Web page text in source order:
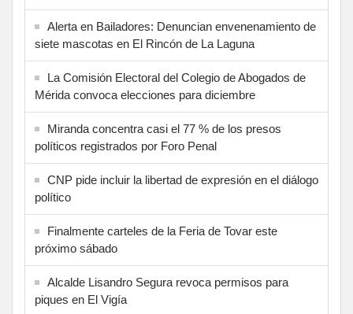
Alerta en Bailadores: Denuncian envenenamiento de
siete mascotas en El Rincón de La Laguna
La Comisión Electoral del Colegio de Abogados de
Mérida convoca elecciones para diciembre
Miranda concentra casi el 77 % de los presos
políticos registrados por Foro Penal
CNP pide incluir la libertad de expresión en el diálogo
político
Finalmente carteles de la Feria de Tovar este
próximo sábado
Alcalde Lisandro Segura revoca permisos para
piques en El Vigía